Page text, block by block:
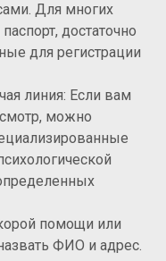
Для многих
достаточно
для регистрации
линия: Если вам
можно
помощи или
ФИО и адрес.